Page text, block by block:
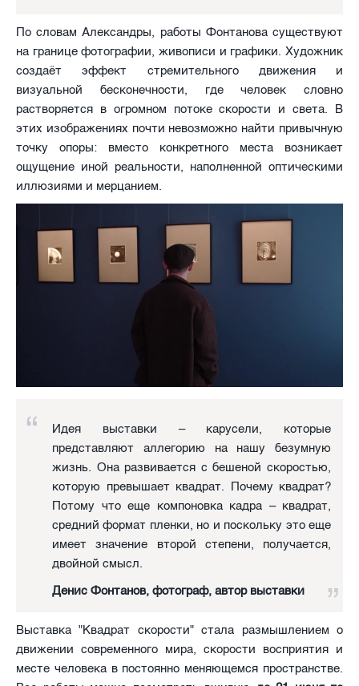
По словам Александры, работы Фонтанова существуют
на границе фотографии, живописи и графики. Художник
создаёт эффект стремительного движения и
визуальной бесконечности, где человек словно
растворяется в огромном потоке скорости и света. В
этих изображениях почти невозможно найти привычную
точку опоры: вместо конкретного места возникает
ощущение иной реальности, наполненной оптическими
иллюзиями и мерцанием.
Идея выставки – карусели, которые
представляют аллегорию на нашу безумную
жизнь. Она развивается с бешеной скоростью,
которую превышает квадрат. Почему квадрат?
Потому что еще компоновка кадра – квадрат,
средний формат пленки, но и поскольку это еще
имеет значение второй степени, получается,
двойной смысл.
Денис Фонтанов, фотограф, автор выставки
Выставка "Квадрат скорости" стала размышлением о
движении современного мира, скорости восприятия и
месте человека в постоянно меняющемся пространстве.